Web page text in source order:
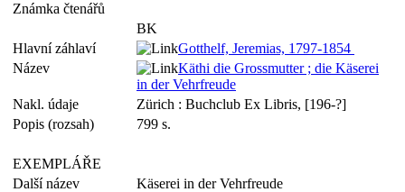
Známka čtenářů
BK
Hlavní záhlaví
Gotthelf, Jeremias, 1797-1854
Název
Käthi die Grossmutter ; die Käserei
in der Vehrfreude
Nakl. údaje
Zürich : Buchclub Ex Libris, [196-?]
Popis (rozsah)
799 s.
EXEMPLÁŘE
Další název
Käserei in der Vehrfreude